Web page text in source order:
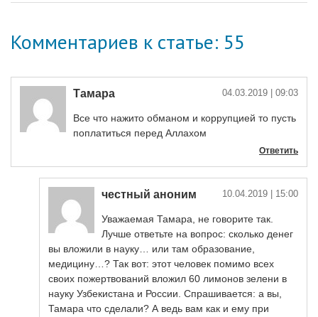
Комментариев к статье: 55
Тамара 04.03.2019 | 09:03
Все что нажито обманом и коррупцией то пусть
поплатиться перед Аллахом
Ответить
честный аноним 10.04.2019 | 15:00
Уважаемая Тамара, не говорите так.
Лучше ответьте на вопрос: сколько денег
вы вложили в науку… или там образование,
медицину…? Так вот: этот человек помимо всех
своих пожертвований вложил 60 лимонов зелени в
науку Узбекистана и России. Спрашивается: а вы,
Тамара что сделали? А ведь вам как и ему при